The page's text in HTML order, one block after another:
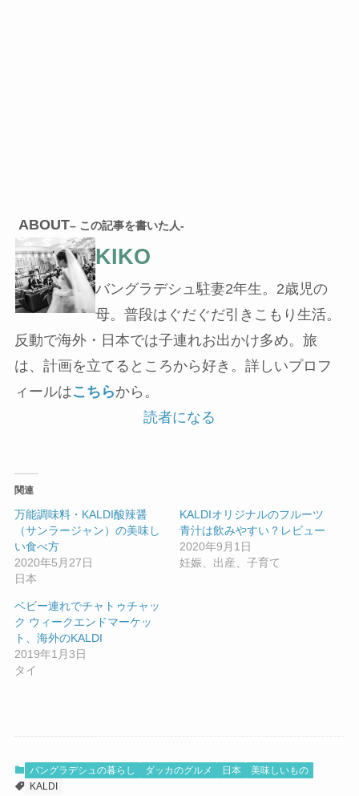
ABOUT– この記事を書いた人-
KIKO
バングラデシュ駐妻2年生。2歳児の
母。普段はぐだぐだ引きこもり生活。
反動で海外・日本では子連れお出かけ多め。旅
は、計画を立てるところから好き。詳しいプロフ
ィールはこちらから。
読者になる
関連
万能調味料・KALDI酸辣醤
（サンラージャン）の美味し
い食べ方
2020年5月27日
日本
KALDIオリジナルのフルーツ
青汁は飲みやすい？レビュー
2020年9月1日
妊娠、出産、子育て
ベビー連れでチャトゥチャッ
ク ウィークエンドマーケッ
ト、海外のKALDI
2019年1月3日
タイ
バングラデシュの暮らし ダッカのグルメ 日本
美味しいもの
KALDI